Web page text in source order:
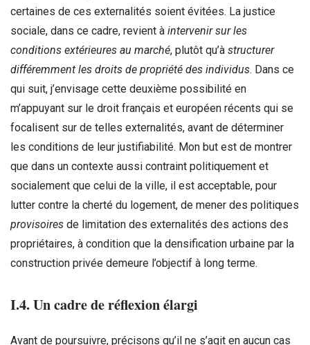
certaines de ces externalités soient évitées. La justice
sociale, dans ce cadre, revient à intervenir sur les
conditions extérieures au marché, plutôt qu’à structurer
différemment les droits de propriété des individus. Dans ce
qui suit, j’envisage cette deuxième possibilité en
m’appuyant sur le droit français et européen récents qui se
focalisent sur de telles externalités, avant de déterminer
les conditions de leur justifiabilité. Mon but est de montrer
que dans un contexte aussi contraint politiquement et
socialement que celui de la ville, il est acceptable, pour
lutter contre la cherté du logement, de mener des politiques
provisoires de limitation des externalités des actions des
propriétaires, à condition que la densification urbaine par la
construction privée demeure l’objectif à long terme.
I.4. Un cadre de réflexion élargi
Avant de poursuivre, précisons qu’il ne s’agit en aucun cas